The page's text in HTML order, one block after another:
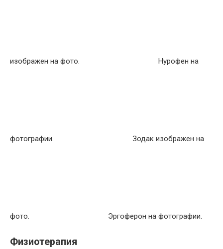
изображен на фото. Нурофен на
фотографии. Зодак изображен на
фото. Эргоферон на фотографии.
Физиотерапия